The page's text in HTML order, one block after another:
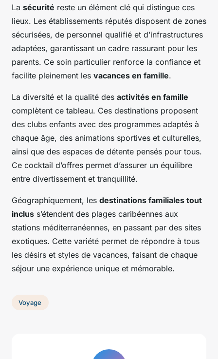
La sécurité reste un élément clé qui distingue ces
lieux. Les établissements réputés disposent de zones
sécurisées, de personnel qualifié et d’infrastructures
adaptées, garantissant un cadre rassurant pour les
parents. Ce soin particulier renforce la confiance et
facilite pleinement les vacances en famille.
La diversité et la qualité des activités en famille
complètent ce tableau. Ces destinations proposent
des clubs enfants avec des programmes adaptés à
chaque âge, des animations sportives et culturelles,
ainsi que des espaces de détente pensés pour tous.
Ce cocktail d’offres permet d’assurer un équilibre
entre divertissement et tranquillité.
Géographiquement, les destinations familiales tout
inclus s’étendent des plages caribéennes aux
stations méditerranéennes, en passant par des sites
exotiques. Cette variété permet de répondre à tous
les désirs et styles de vacances, faisant de chaque
séjour une expérience unique et mémorable.
Voyage